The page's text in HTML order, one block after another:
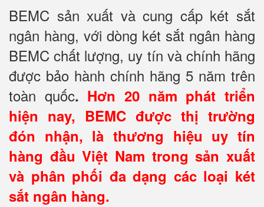
BEMC sản xuất và cung cấp két sắt
ngân hàng, với dòng két sắt ngân hàng
BEMC chất lượng, uy tín và chính hãng
được bảo hành chính hãng 5 năm trên
toàn quốc. Hơn 20 năm phát triển
hiện nay, BEMC được thị trường
đón nhận, là thương hiệu uy tín
hàng đầu Việt Nam trong sản xuất
và phân phối đa dạng các loại két
sắt ngân hàng.